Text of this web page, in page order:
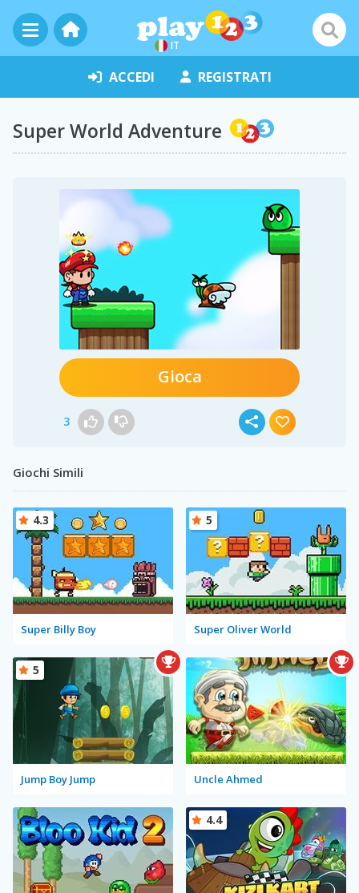
IT
ACCEDI REGISTRATI
Super World Adventure
Gioca
3
Giochi Simili
Super Billy Boy
4.3
Super Oliver World
5
Jump Boy Jump
5
Uncle Ahmed
4.4